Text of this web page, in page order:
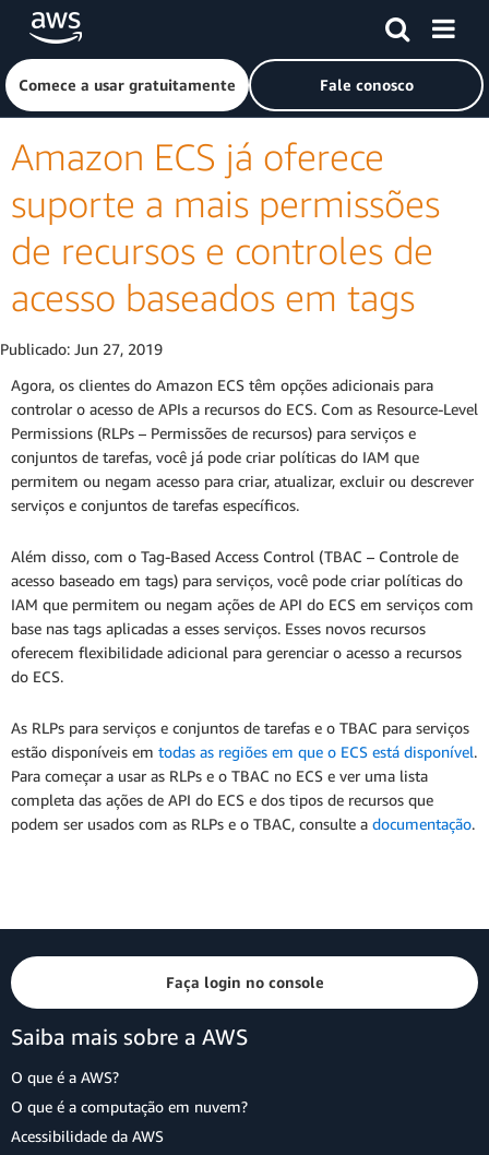
Pular para o conteúdo principal
Clique aqui para voltar à página inicial da Amazon Web
Comece a usar gratuitamente Fale conosco
Amazon ECS já oferece
suporte a mais permissões
de recursos e controles de
acesso baseados em tags
Publicado: Jun 27, 2019
Agora, os clientes do Amazon ECS têm opções adicionais para
controlar o acesso de APIs a recursos do ECS. Com as Resource-Level
Permissions (RLPs – Permissões de recursos) para serviços e
conjuntos de tarefas, você já pode criar políticas do IAM que
permitem ou negam acesso para criar, atualizar, excluir ou descrever
serviços e conjuntos de tarefas específicos.
Além disso, com o Tag-Based Access Control (TBAC – Controle de
acesso baseado em tags) para serviços, você pode criar políticas do
IAM que permitem ou negam ações de API do ECS em serviços com
base nas tags aplicadas a esses serviços. Esses novos recursos
oferecem flexibilidade adicional para gerenciar o acesso a recursos
do ECS.
As RLPs para serviços e conjuntos de tarefas e o TBAC para serviços
estão disponíveis em todas as regiões em que o ECS está disponível.
Para começar a usar as RLPs e o TBAC no ECS e ver uma lista
completa das ações de API do ECS e dos tipos de recursos que
podem ser usados com as RLPs e o TBAC, consulte a documentação.
Faça login no console
Saiba mais sobre a AWS
O que é a AWS?
O que é a computação em nuvem?
Acessibilidade da AWS